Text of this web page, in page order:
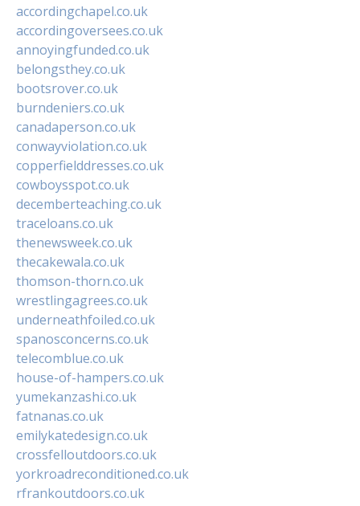
accordingchapel.co.uk
accordingoversees.co.uk
annoyingfunded.co.uk
belongsthey.co.uk
bootsrover.co.uk
burndeniers.co.uk
canadaperson.co.uk
conwayviolation.co.uk
copperfielddresses.co.uk
cowboysspot.co.uk
decemberteaching.co.uk
traceloans.co.uk
thenewsweek.co.uk
thecakewala.co.uk
thomson-thorn.co.uk
wrestlingagrees.co.uk
underneathfoiled.co.uk
spanosconcerns.co.uk
telecomblue.co.uk
house-of-hampers.co.uk
yumekanzashi.co.uk
fatnanas.co.uk
emilykatedesign.co.uk
crossfelloutdoors.co.uk
yorkroadreconditioned.co.uk
rfrankoutdoors.co.uk